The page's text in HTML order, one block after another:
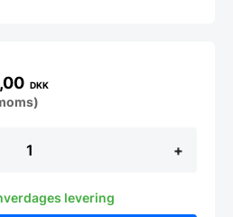
+
DKK
levering